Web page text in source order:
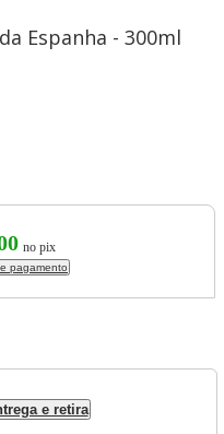
Espanha - 300ml
no pix
pagamento
e retira